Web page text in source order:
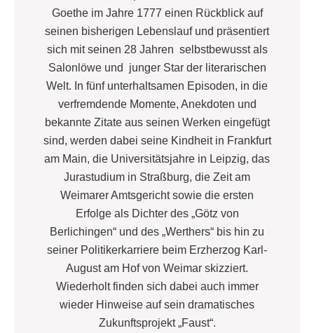
Goethe im Jahre 1777 einen Rückblick auf
seinen bisherigen Lebenslauf und präsentiert
sich mit seinen 28 Jahren selbstbewusst als
Salonlöwe und junger Star der literarischen
Welt. In fünf unterhaltsamen Episoden, in die
verfremdende Momente, Anekdoten und
bekannte Zitate aus seinen Werken eingefügt
sind, werden dabei seine Kindheit in Frankfurt
am Main, die Universitätsjahre in Leipzig, das
Jurastudium in Straßburg, die Zeit am
Weimarer Amtsgericht sowie die ersten
Erfolge als Dichter des „Götz von
Berlichingen“ und des „Werthers“ bis hin zu
seiner Politikerkarriere beim Erzherzog Karl-
August am Hof von Weimar skizziert.
Wiederholt finden sich dabei auch immer
wieder Hinweise auf sein dramatisches
Zukunftsprojekt „Faust“.